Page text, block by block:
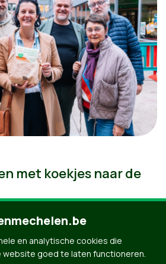
met koekjes naar de
en analytische cookies die
website goed te laten functioneren.